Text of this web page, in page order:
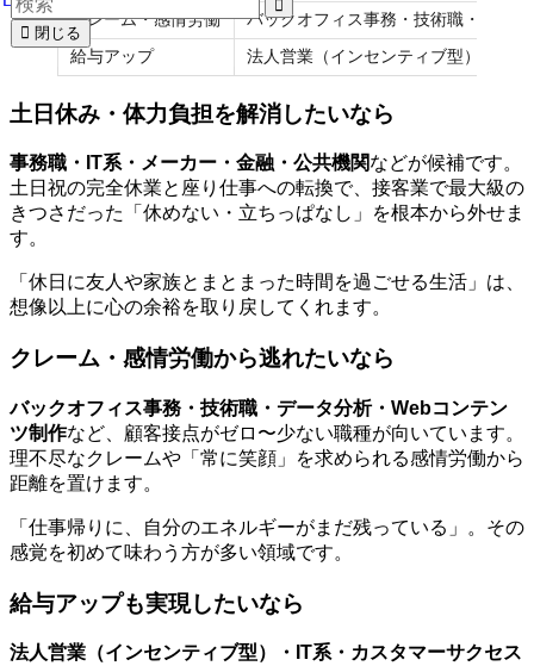
クレーム・感情労働 バックオフィス事務・技術職・デー
給与アップ 法人営業（インセンティブ型）・IT
土日休み・体力負担を解消したいなら
事務職・IT系・メーカー・金融・公共機関などが候補です。
土日祝の完全休業と座り仕事への転換で、接客業で最大級の
きつさだった「休めない・立ちっぱなし」を根本から外せま
す。
「休日に友人や家族とまとまった時間を過ごせる生活」は、
想像以上に心の余裕を取り戻してくれます。
クレーム・感情労働から逃れたいなら
バックオフィス事務・技術職・データ分析・Webコンテン
ツ制作など、顧客接点がゼロ〜少ない職種が向いています。
理不尽なクレームや「常に笑顔」を求められる感情労働から
距離を置けます。
「仕事帰りに、自分のエネルギーがまだ残っている」。その
感覚を初めて味わう方が多い領域です。
給与アップも実現したいなら
法人営業（インセンティブ型）・IT系・カスタマーサクセス
閉じる